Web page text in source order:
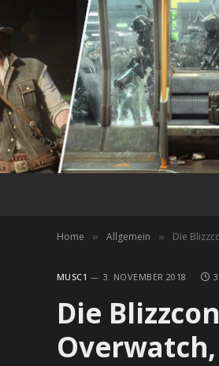
Home » Allgemein » Die
MUSC1 3. NOVEMBER 2018
Die